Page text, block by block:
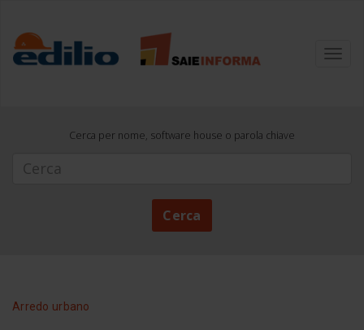
Cerca per nome, software house o parola chiave
Cerca
Arredo urbano